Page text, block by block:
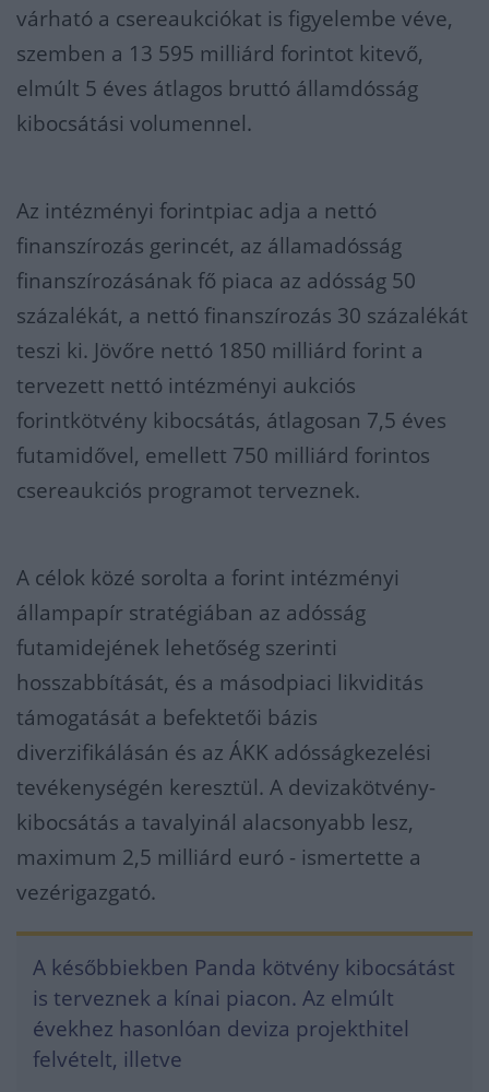
várható a csereaukciókat is figyelembe véve,
szemben a 13 595 milliárd forintot kitevő,
elmúlt 5 éves átlagos bruttó államdósság
kibocsátási volumennel.
Az intézményi forintpiac adja a nettó
finanszírozás gerincét, az államadósság
finanszírozásának fő piaca az adósság 50
százalékát, a nettó finanszírozás 30 százalékát
teszi ki. Jövőre nettó 1850 milliárd forint a
tervezett nettó intézményi aukciós
forintkötvény kibocsátás, átlagosan 7,5 éves
futamidővel, emellett 750 milliárd forintos
csereaukciós programot terveznek.
A célok közé sorolta a forint intézményi
állampapír stratégiában az adósság
futamidejének lehetőség szerinti
hosszabbítását, és a másodpiaci likviditás
támogatását a befektetői bázis
diverzifikálásán és az ÁKK adósságkezelési
tevékenységén keresztül. A devizakötvény-
kibocsátás a tavalyinál alacsonyabb lesz,
maximum 2,5 milliárd euró - ismertette a
vezérigazgató.
A későbbiekben Panda kötvény kibocsátást
is terveznek a kínai piacon. Az elmúlt
évekhez hasonlóan deviza projekthitel
felvételt, illetve